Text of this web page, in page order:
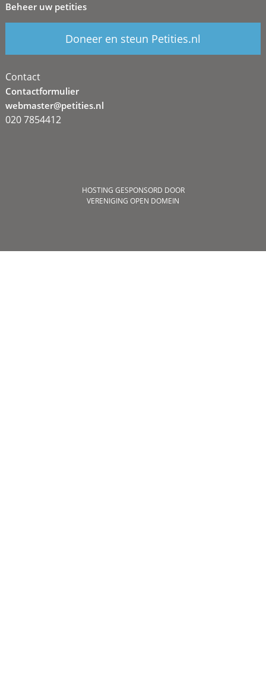
Beheer uw petities
Doneer en steun Petities.nl
Contact
Contactformulier
webmaster@petities.nl
020 7854412
HOSTING GESPONSORD DOOR
VERENIGING OPEN DOMEIN